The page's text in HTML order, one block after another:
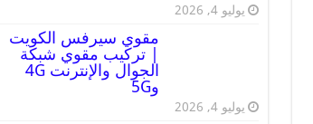
يوليو 4, 2026
مقوي سيرفس الكويت
| تركيب مقوي شبكة
الجوال والإنترنت 4G
و5G
يوليو 4, 2026